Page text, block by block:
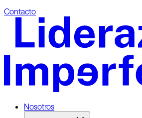
Contacto
Nosotros